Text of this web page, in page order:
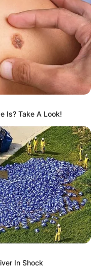
Is? Take A Look!
In Shock